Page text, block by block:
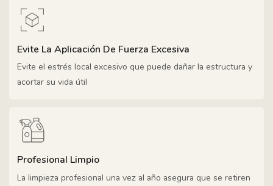
Evite La Aplicación De Fuerza Excesiva
Evite el estrés local excesivo que puede dañar la estructura y
acortar su vida útil
Profesional Limpio
La limpieza profesional una vez al año asegura que se retiren